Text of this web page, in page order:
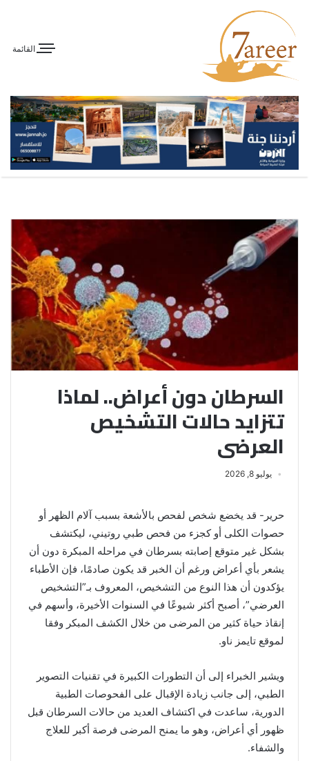
القائمة
السرطان دون أعراض.. لماذا
تتزايد حالات التشخيص
العرضى
يوليو 8, 2026
حرير- قد يخضع شخص لفحص بالأشعة بسبب آلام الظهر أو
حصوات الكلى أو كجزء من فحص طبي روتيني، ليكتشف
بشكل غير متوقع إصابته بسرطان في مراحله المبكرة دون أن
يشعر بأي أعراض ورغم أن الخبر قد يكون صادمًا، فإن الأطباء
يؤكدون أن هذا النوع من التشخيص، المعروف بـ”التشخيص
العرضي”، أصبح أكثر شيوعًا في السنوات الأخيرة، وأسهم في
إنقاذ حياة كثير من المرضى من خلال الكشف المبكر وفقا
لموقع تايمز ناو.
ويشير الخبراء إلى أن التطورات الكبيرة في تقنيات التصوير
الطبي، إلى جانب زيادة الإقبال على الفحوصات الطبية
الدورية، ساعدت في اكتشاف العديد من حالات السرطان قبل
ظهور أي أعراض، وهو ما يمنح المرضى فرصة أكبر للعلاج
والشفاء.